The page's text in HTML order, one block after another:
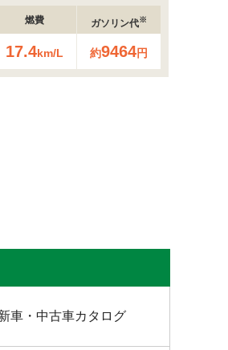
燃費
17.4km/L
ガソリン代※
約9464円
車・中古車カタログ